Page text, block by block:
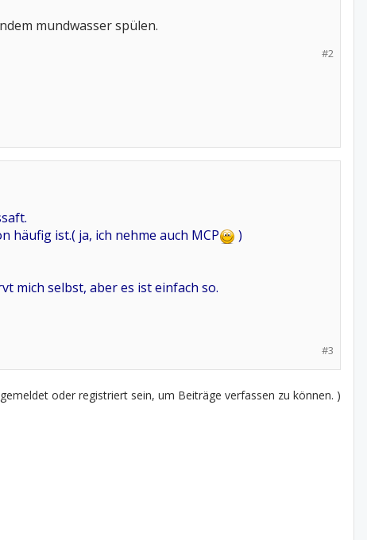
mundwasser spülen.
#2
häufig ist.( ja, ich nehme auch MCP
)
mich selbst, aber es ist einfach so.
#3
oder registriert sein, um Beiträge verfassen zu können. )